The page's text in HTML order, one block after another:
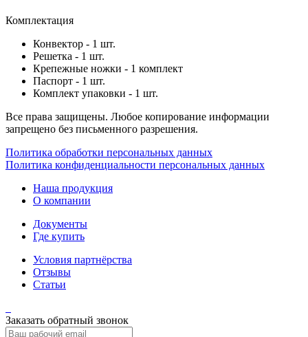
Комплектация
Конвектор - 1 шт.
Решетка - 1 шт.
Крепежные ножки - 1 комплект
Паспорт - 1 шт.
Комплект упаковки - 1 шт.
Все права защищены. Любое копирование информации
запрещено без письменного разрешения.
Политика обработки персональных данных
Политика конфиденциальности персональных данных
Наша продукция
О компании
Документы
Где купить
Условия партнёрства
Отзывы
Статьи
Заказать обратный звонок